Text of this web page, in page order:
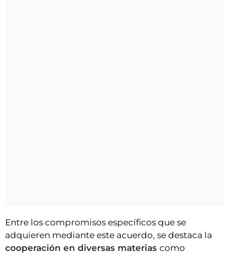
Entre los compromisos específicos que se
adquieren mediante este acuerdo, se destaca la
cooperación en diversas materias como